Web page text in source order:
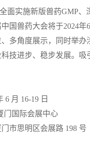
面实施新版兽药GMP
国兽药大会将于2024
多角度展示，同时举
技进步、稳步发展。吸
6 月 16-19 日
门国际会展中心
思明区会展路 198 号